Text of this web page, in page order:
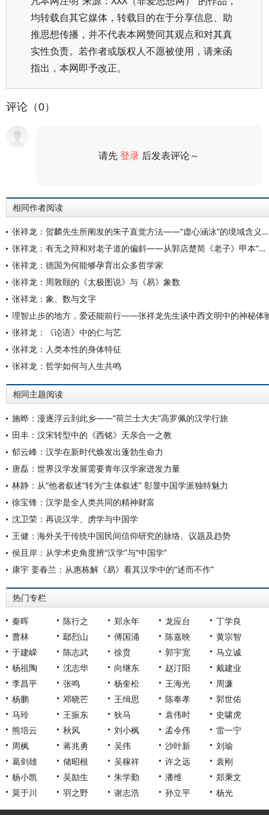
均转载自其它媒体，转载目的在于分享信息、助
推思想传播，并不代表本网赞同其观点和对其真
实性负责。若作者或版权人不愿被使用，请来函
指出，本网即予改正。
评论（0）
请先登录 后发表评论～
相同作者阅读
张祥龙：贺麟先生所阐发的朱子直觉方法——“虚心涵泳”的境域含义与前提
张祥龙：有无之辩和对老子道的偏斜——从郭店楚简《老子》甲本“天下之物生于有/无”章谈起
张祥龙：德国为何能够孕育出众多哲学家
张祥龙：周敦颐的《太极图说》与《易》象数
张祥龙：象、数与文字
理智止步的地方，爱还能前行——张祥龙先生谈中西文明中的神秘体
张祥龙：《论语》中的仁与艺
张祥龙：人类本性的身体特征
张祥龙：哲学如何与人生共鸣
相同主题阅读
施晔：漫逐浮云到此乡——“荷兰士大夫”高罗佩的汉学行旅
田丰：汉宋转型中的《西铭》天亲合一之教
郁云峰：汉学在新时代焕发出蓬勃生命力
唐磊：世界汉学发展需要青年汉学家迸发力量
林静：从“他者叙述”转为“主体叙述” 彰显中国学派独特魅力
徐宝锋：汉学是全人类共同的精神财富
沈卫荣：再说汉学、虏学与中国学
王健：海外关于传统中国民间信仰研究的脉络、议题及趋势
侯且岸：从学术史角度辨“汉学”与“中国学”
康宇 姜春兰：从惠栋解《易》看其汉学中的“述而不作”
热门专栏
秦晖 陈行之 郑永年 龙应台
丁学良
曹林
鄢烈山 傅国涌 陈嘉映
黄宗智
于建嵘
陈志武 徐贲 郭宇宽
马立诚
杨祖陶
沈志华 向继东 赵汀阳
戴建业
李昌平
张鸣 杨奎松 王海光
周濂
杨鹏
邓晓芒 王缉思 陈奉孝
郭世佑
马玲
王振东 狄马 袁伟时
史啸虎
熊培云
秋风 刘小枫 孟令伟
雷一宁
周枫
蒋兆勇 吴伟 沙叶新
刘瑜
葛剑雄
储昭根 吴稼祥 许之远
袁刚
杨小凯
吴励生 朱学勤 潘维
郑秉文
莫于川
羽之野 谢志浩 孙立平 杨光